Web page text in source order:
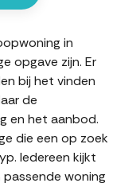
in
opgave zijn. Er
bij het vinden
de
en het aanbod.
die een op zoek
Iedereen kijkt
woning